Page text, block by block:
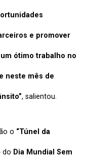
e promover
ótimo trabalho no
neste mês de
, salientou.
o “Túnel da
do Dia Mundial Sem